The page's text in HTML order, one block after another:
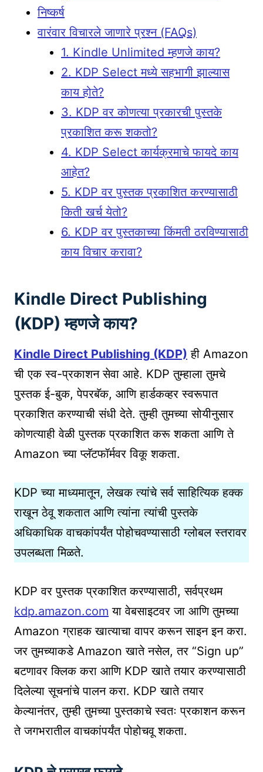
निष्कर्ष
वारंवार विचारले जाणारे प्रश्न (FAQs)
1. Kindle Unlimited म्हणजे काय?
2. KDP Select मध्ये सहभागी झाल्यास
काय होते?
3. KDP वर कोणत्या प्रकारची पुस्तके
प्रकाशित करू शकतो?
4. KDP Select कार्यक्रमाचे फायदे काय
आहेत?
5. KDP वर पुस्तक प्रकाशित करण्यासाठी
किती खर्च येतो?
6. KDP वर पुस्तकाच्या किंमती ठरविण्यासाठी
काय विचार करावा?
Kindle Direct Publishing
(KDP) म्हणजे काय?
Kindle Direct Publishing (KDP) ही Amazon
ची एक स्व-प्रकाशन सेवा आहे. KDP तुम्हाला तुमचे
पुस्तक ई-बुक, पेपरबॅक, आणि हार्डकव्हर स्वरूपात
प्रकाशित करण्याची संधी देते. तुम्ही तुमच्या सोयीनुसार
कोणत्याही वेळी पुस्तक प्रकाशित करू शकता आणि ते
Amazon च्या प्लॅटफॉर्मवर विकू शकता.
KDP च्या माध्यमातून, लेखक त्यांचे सर्व साहित्यिक हक्क
राखून ठेवू शकतात आणि त्यांना त्यांची पुस्तके
अधिकाधिक वाचकांपर्यंत पोहोचवण्यासाठी ग्लोबल स्तरावर
उपलब्धता मिळते.
KDP वर पुस्तक प्रकाशित करण्यासाठी, सर्वप्रथम
kdp.amazon.com या वेबसाइटवर जा आणि तुमच्या
Amazon ग्राहक खात्याचा वापर करून साइन इन करा.
जर तुमच्याकडे Amazon खाते नसेल, तर “Sign up”
बटणावर क्लिक करा आणि KDP खाते तयार करण्यासाठी
दिलेल्या सूचनांचे पालन करा. KDP खाते तयार
केल्यानंतर, तुम्ही तुमच्या पुस्तकाचे स्वतः प्रकाशन करून
ते जगभरातील वाचकांपर्यंत पोहोचवू शकता.